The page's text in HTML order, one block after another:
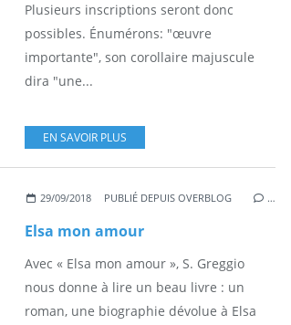
Plusieurs inscriptions seront donc
possibles. Énumérons: "œuvre
importante", son corollaire majuscule
dira "une...
EN SAVOIR PLUS
FLAMMARION29/09/2018 PUBLIÉ DEPUIS OVERBLOG …
Elsa mon amour
Avec « Elsa mon amour », S. Greggio
nous donne à lire un beau livre : un
roman, une biographie dévolue à Elsa